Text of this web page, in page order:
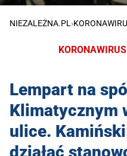
NIEZALEŻNA.PL›
KORONAWIRUS
Lempart na
Klimatycznym
ulice.